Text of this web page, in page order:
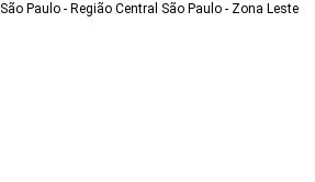
São Paulo - Região Central São Paulo - Zona Leste